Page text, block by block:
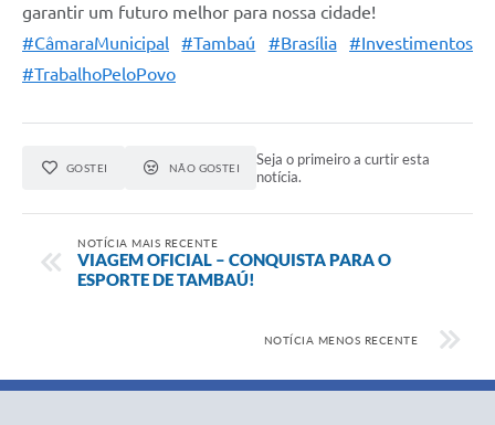
garantir um futuro melhor para nossa cidade!
#CâmaraMunicipal
#Tambaú #Brasília
#Investimentos
#TrabalhoPeloPovo
GOSTEI NÃO GOSTEI
Seja o primeiro a curtir esta
notícia.
NOTÍCIA MAIS RECENTE
VIAGEM OFICIAL – CONQUISTA PARA O
ESPORTE DE TAMBAÚ!
NOTÍCIA MENOS RECENTE